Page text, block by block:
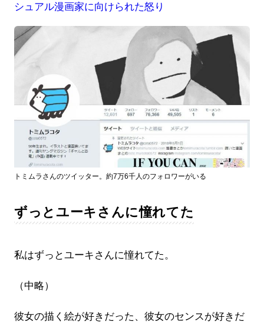
シュアル漫画家に向けられた怒り
トミムラさんのツイッター。約7万6千人のフォロワーがいる
ずっとユーキさんに憧れてた
私はずっとユーキさんに憧れてた。
（中略）
彼女の描く絵が好きだった、彼女のセンスが好きだ